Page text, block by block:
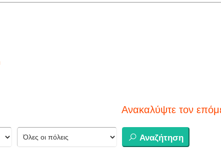
Ανακαλύψτε τον επόμενο
Αναζήτηση